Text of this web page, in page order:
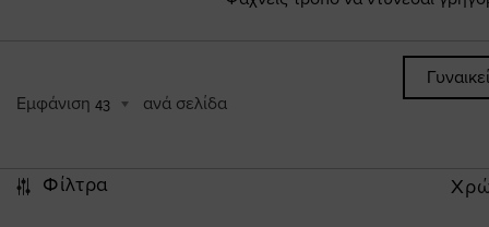
Εμφάνιση 43 ανά σελίδα
Φίλτρα